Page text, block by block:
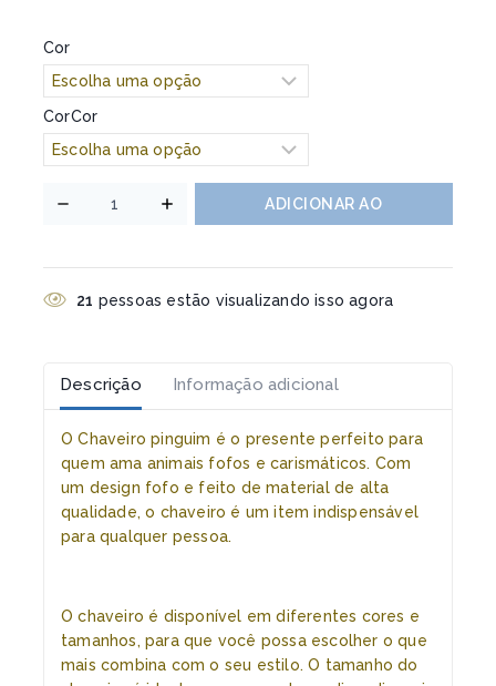
Cor
CorCor
ADICIONAR AO
15 pessoas estão visualizando isso agora
Descrição Informação adicional
O Chaveiro pinguim é o presente perfeito para
quem ama animais fofos e carismáticos. Com
um design fofo e feito de material de alta
qualidade, o chaveiro é um item indispensável
para qualquer pessoa.
O chaveiro é disponível em diferentes cores e
tamanhos, para que você possa escolher o que
mais combina com o seu estilo. O tamanho do